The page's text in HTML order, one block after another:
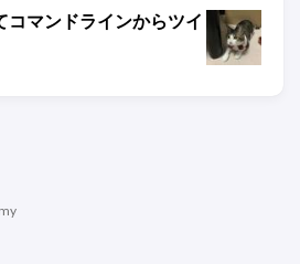
マンドラインからツイ